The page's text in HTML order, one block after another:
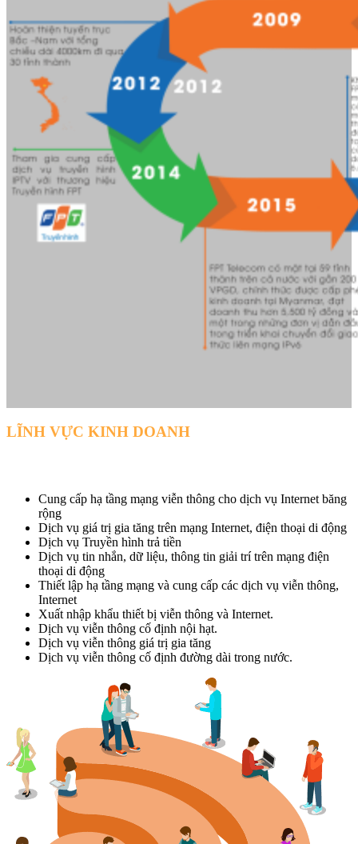
LĨNH VỰC KINH DOANH
Cung cấp hạ tầng mạng viễn thông cho dịch vụ Internet băng
rộng
Dịch vụ giá trị gia tăng trên mạng Internet, điện thoại di động
Dịch vụ Truyền hình trả tiền
Dịch vụ tin nhắn, dữ liệu, thông tin giải trí trên mạng điện
thoại di động
Thiết lập hạ tầng mạng và cung cấp các dịch vụ viễn thông,
Internet
Xuất nhập khẩu thiết bị viễn thông và Internet.
Dịch vụ viễn thông cố định nội hạt.
Dịch vụ viễn thông giá trị gia tăng
Dịch vụ viễn thông cố định đường dài trong nước.